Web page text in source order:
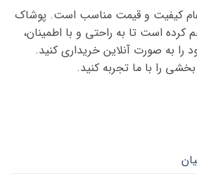
باشد.
گزینه
ممکن
است
کیفیت و قیمت مناسب است. پوشاک
کرده است تا به راحتی و با اطمینان،
را به صورت آنلاین خریداری کنید.
را با ما تجربه کنید.